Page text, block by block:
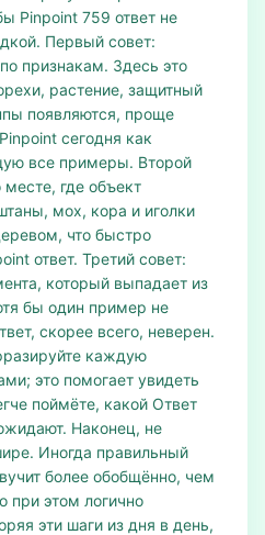
Pinpoint 759 ответ не
Первый совет:
признакам. Здесь это
растение, защитный
появляются, проще
сегодня как
все примеры. Второй
где объект
мох, кора и иголки
что быстро
ответ. Третий совет:
который выпадает из
бы один пример не
скорее всего, неверен.
каждую
это помогает увидеть
поймёте, какой Ответ
Наконец, не
Иногда правильный
более обобщённо, чем
при этом логично
эти шаги из дня в день,